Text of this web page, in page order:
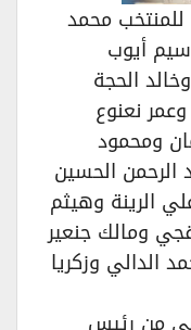
محمد
أيوب
الحجة
نعنوع
ومحمود
الحسين
الرينة وهيثم
ومالك جنعير
الدالي وزكريا